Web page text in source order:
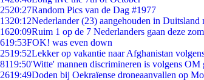
2520:27Random Pics van de Dag #1977
1320:12Nederlander (23) aangehouden in Duitsland
1620:09Ruim 1 op de 7 Nederlanders gaan deze
619:53FOK! was even down
2519:52Lekker op vakantie naar Afghanistan
8119:50'Witte' mannen discrimineren is volgens OM
2619:49Doden bij Oekraïense droneaanvallen op